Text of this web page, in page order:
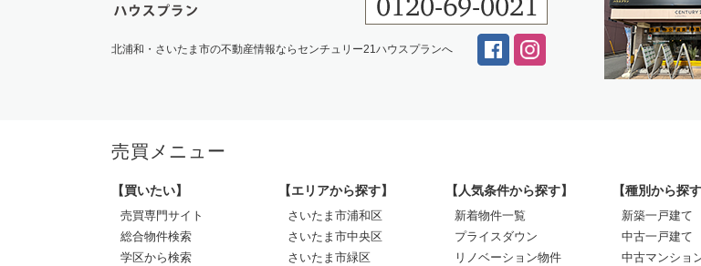
北浦和・さいたま市の不動産情報ならセンチュリー21ハウスプランへ
売買メニュー
【買いたい】
売買専門サイト
総合物件検索
学区から検索
【エリアから探す】
さいたま市浦和区
さいたま市中央区
さいたま市緑区
【人気条件から探す】
新着物件一覧
プライスダウン
リノベーション物件
【種別から探す
新築一戸建て
中古一戸建て
中古マンショ